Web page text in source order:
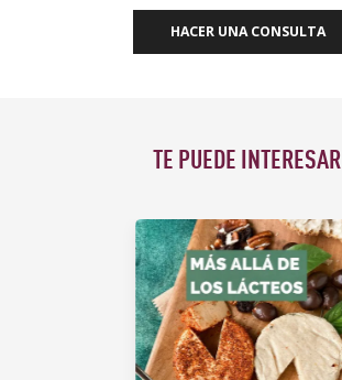
HACER UNA CONSULTA
TE PUEDE INTERESAR